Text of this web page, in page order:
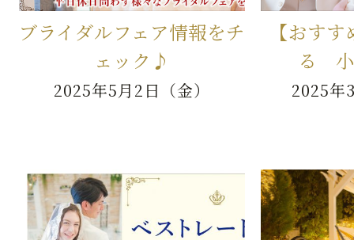
ブライダルフェア情報をチ
ェック♪
2025年5月2日（金）
【おす
る 小
2025年